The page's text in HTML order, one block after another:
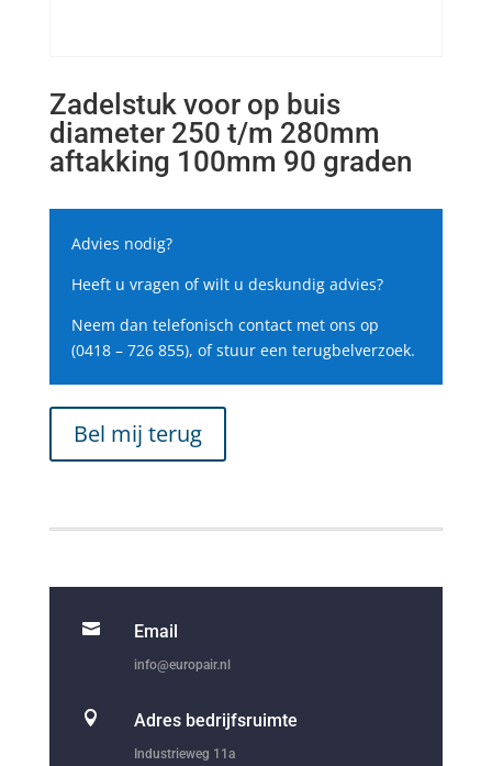
Zadelstuk voor op buis
diameter 250 t/m 280mm
aftakking 100mm 90 graden
Advies nodig?
Heeft u vragen of wilt u deskundig advies?
Neem dan telefonisch contact met ons op
(0418 – 726 855), of stuur een terugbelverzoek.
Bel mij terug
 Email
info@europair.nl
 Adres bedrijfsruimte
Industrieweg 11a